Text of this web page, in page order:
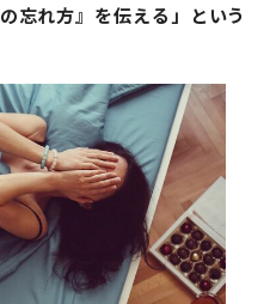
忘れ方』を伝える」という